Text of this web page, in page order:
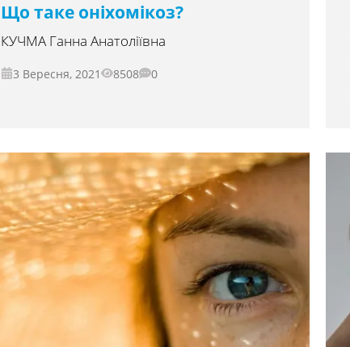
Що таке оніхомікоз?
КУЧМА Ганна Анатоліївна
3 Вересня, 2021 8508 0